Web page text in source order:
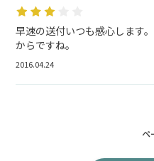
早速の送付いつも感心します
からですね。
2016.04.24
ペ